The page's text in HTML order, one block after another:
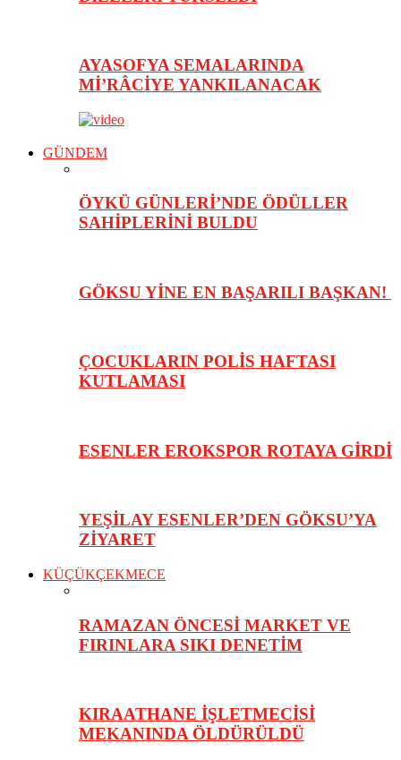
AYASOFYA SEMALARINDA
Mİ’RÂCİYE YANKILANACAK
GÜNDEM
ÖYKÜ GÜNLERİ’NDE ÖDÜLLER
SAHİPLERİNİ BULDU
GÖKSU YİNE EN BAŞARILI BAŞKAN!
ÇOCUKLARIN POLİS HAFTASI
KUTLAMASI
ESENLER EROKSPOR ROTAYA GİRDİ
YEŞİLAY ESENLER’DEN GÖKSU’YA
ZİYARET
KÜÇÜKÇEKMECE
RAMAZAN ÖNCESİ MARKET VE
FIRINLARA SIKI DENETİM
KIRAATHANE İŞLETMECİSİ
MEKANINDA ÖLDÜRÜLDÜ